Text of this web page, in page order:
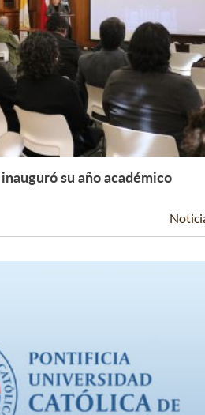
Leer Más +
su año académico